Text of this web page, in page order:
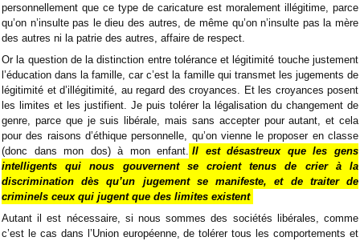
personnellement que ce type de caricature est moralement illégitime, parce
qu’on n’insulte pas le dieu des autres, de même qu’on n’insulte pas la mère
des autres ni la patrie des autres, affaire de respect.
Or la question de la distinction entre tolérance et légitimité touche justement
l’éducation dans la famille, car c’est la famille qui transmet les jugements de
légitimité et d’illégitimité, au regard des croyances. Et les croyances posent
les limites et les justifient. Je puis tolérer la légalisation du changement de
genre, parce que je suis libérale, mais sans accepter pour autant, et cela
pour des raisons d’éthique personnelle, qu’on vienne le proposer en classe
(donc dans mon dos) à mon enfant. Il est désastreux que les gens
intelligents qui nous gouvernent se croient tenus de crier à la
discrimination dès qu’un jugement se manifeste, et de traiter de
criminels ceux qui jugent que des limites existent
Autant il est nécessaire, si nous sommes des sociétés libérales, comme
c’est le cas dans l’Union européenne, de tolérer tous les comportements et